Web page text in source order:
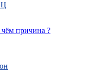
чём причина ?